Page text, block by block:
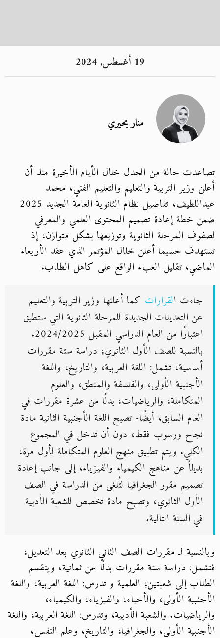
19 أغسطس, 2024
منار بحيري
تصاعدت حالة من الجدل خلال الأيام الأخيرة منذ أن
أعلن وزير التربية والتعليم والتعليم الفني، محمد
عبداللطيف، تفاصيل نظام الثانوية العامة الجديد 2025
ضمن خطة إعادة تصميم المحتوى العلمي والمعرفي
لصفوف المرحلة الثانوية وتوزيعها بشكل متوازن، إذ
تستهدف حسبما أعلن خلال المؤتمر الذي عقد الأربعاء
الماضي، تقليل العبء الواقع على كاهل الطلاب.
جاءت القرارات كما أعلنها وزير التربية والتعليم
عن التعديلات الجديدة للمرحلة الثانوية التي ستطبق
اعتبارًا من العام الدراسي المقبل 2024/2025.
بالنسبة للصف الأول الثانوي؛ دراسة ستة مقررات
أساسية، تشمل: اللغة العربية، والتاريخ، واللغة
الأجنبية الأولى، والفلسفة والمنطق، والعلوم
المتكاملة، والرياضيات، بدلًا من عشرة مقررات في
العام السابق، أيضًا- تصبح اللغة الأجنبية الثانية مادة
نجاح ورسوب فقط، دون أن تدخل في المجموع
الكلي. ويتم تطبيق منهج العلوم المتكاملة لأول مرة،
بديلاً عن مناهج الكيمياء والفيزياء، إلى جانب إعادة
تصميم مقرر الجغرافيا لتُلغى من الدراسة في الصف
الأول الثانوي، وتصبح مادة تخصص للشعبة الأدبية
في السنة التالية.
وبالنسبة لـ مقررات الصف الثاني الثانوي بعد التعديل،
فتشمل: دراسة ستة مقررات بدلًا عن ثمانية، وينقسم
الطلاب إلى شعبتين؛ العلمية و تدرس: اللغة العربية، واللغة
الأجنبية الأولى، والأحياء، والفيزياء، والكيمياء،
والرياضيات. والشعبة الأدبية، وتدرس: اللغة العربية، واللغة
الأجنبية الأولى، والجغرافيا، والتاريخ، وعلم النفس،